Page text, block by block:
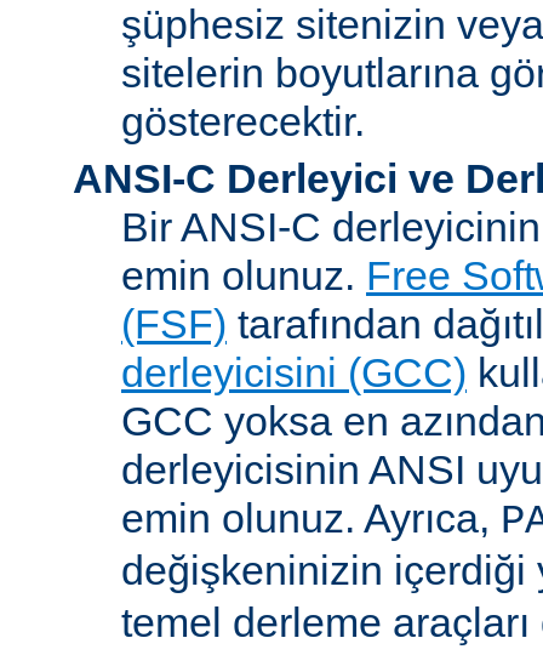
şüphesiz sitenizin
sitelerin boyutlarına
gösterecektir.
ANSI-C Derleyici ve
Bir ANSI-C
emin olunuz. Free
(FSF) tarafından
derleyicisini (GCC)
GCC yoksa en azından
derleyicisinin ANSI
emin olunuz. Ayrıca,
değişkeninizin
temel derleme araçları